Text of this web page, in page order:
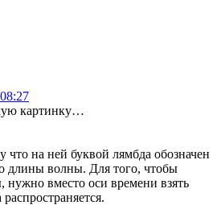
картинку…
на ней буквой лямбда обозначен
длины волны. Для того, чтобы
нужно вместо оси времени взять